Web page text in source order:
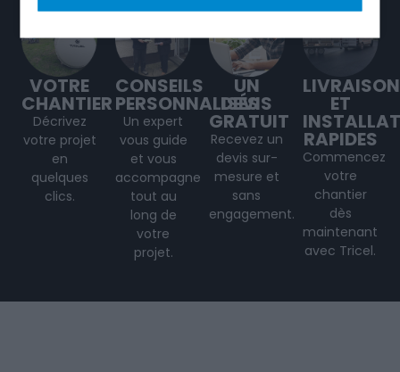
VOTRE
CHANTIER
Décrivez
votre projet
en
quelques
clics.
CONSEILS
PERSONNALISÉS
Un expert
vous guide
et vous
accompagne
tout au
long de
votre
projet.
UN
DEVIS
GRATUIT
Recevez un
devis sur-
mesure et
sans
engagement.
LIVRAISON
ET
RAPIDES
Commencez
votre
chantier
dès
maintenant
avec Tricel.